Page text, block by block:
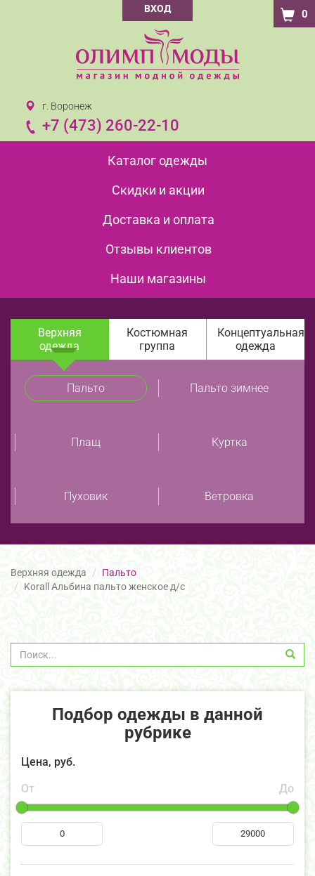
ВХОД 0
г. Воронеж
+7 (473) 260-22-10
Каталог одежды
Скидки и акции
Доставка и оплата
Отзывы клиентов
Наши магазины
Верхняя
одежда
Костюмная
группа
Концептуальная
одежда
Пальто Пальто зимнее
Плащ Куртка
Пуховик Ветровка
Верхняя одежда
Пальто
Korall Альбина пальто женское д/с
Подбор одежды в данной
рубрике
Цена, руб.
От
До